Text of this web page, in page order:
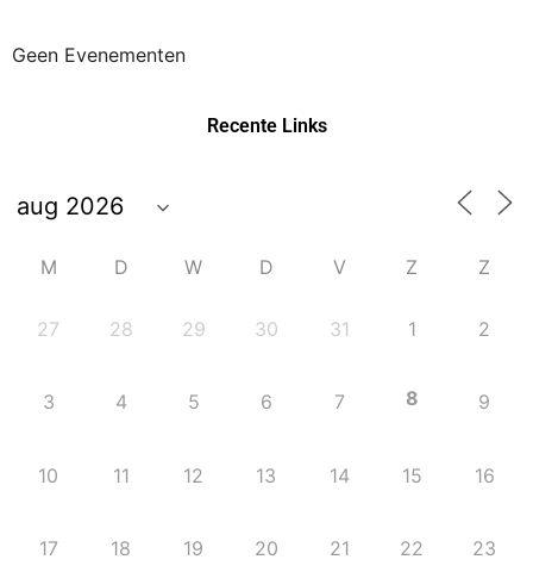
Geen Evenementen
Recente Links
M D W D V Z Z
27 28 29 30 31 1 2
3 4 5 6 7 8 9
10 11 12 13 14 15 16
17 18 19 20 21 22 23